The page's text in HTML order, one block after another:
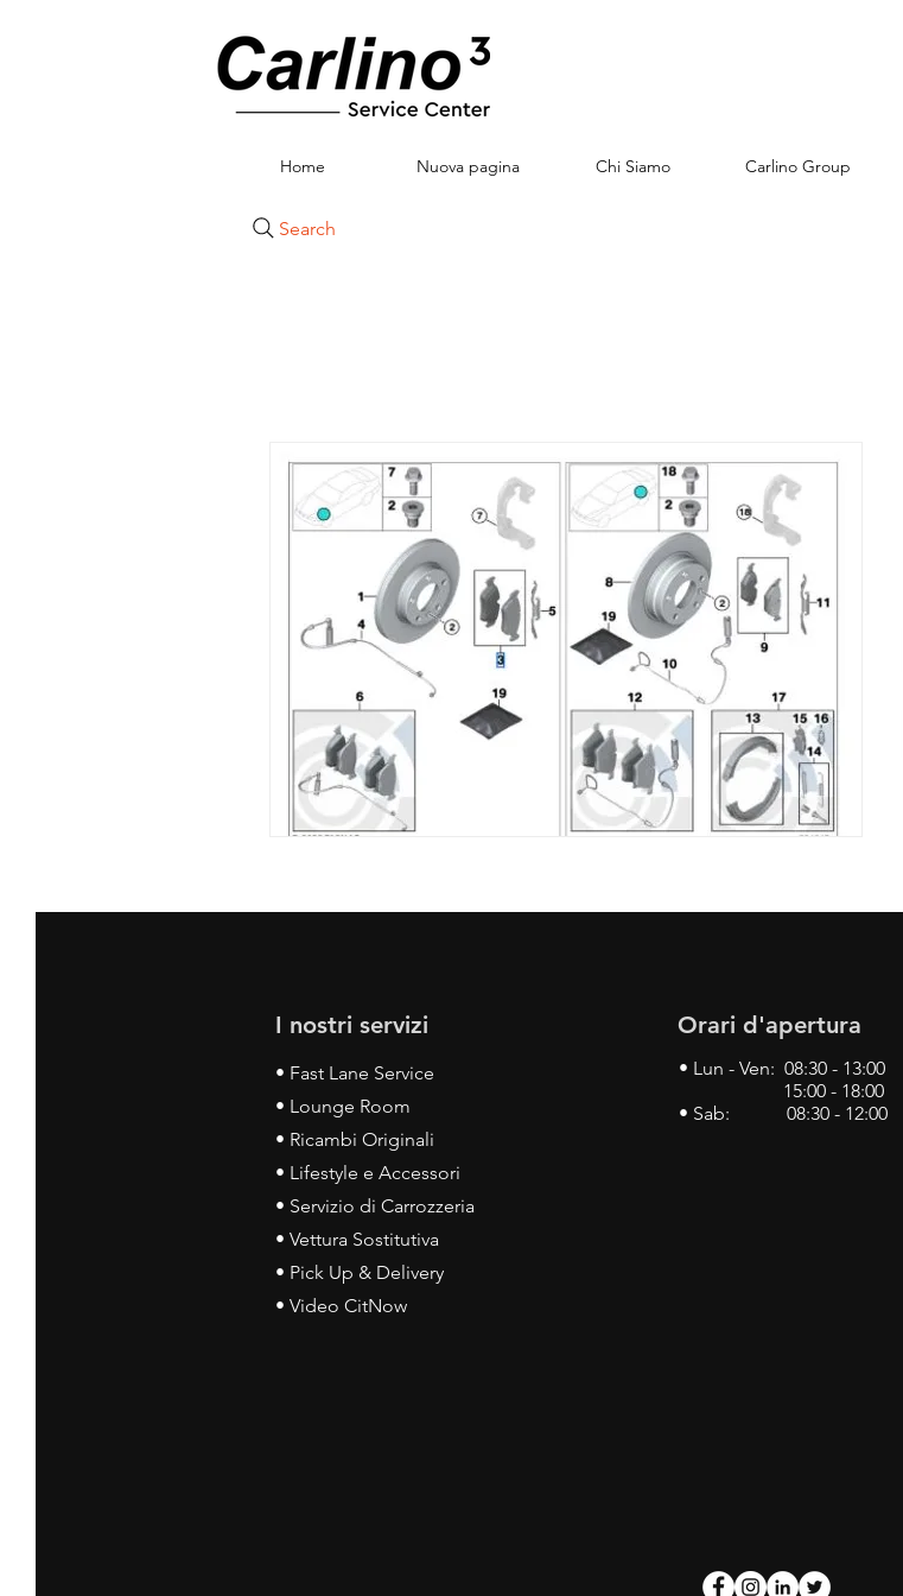
Home Nuova pagina Chi Siamo Carlino Group
Search
I nostri servizi
• Fast Lane Service
• Lounge Room
• Ricambi Originali
• Lifestyle e Accessori
• Servizio di Carrozzeria
• Vettura Sostitutiva
• Pick Up & Delivery
• Video CitNow
Orari d'apertura
• Lun - Ven: 08:30 - 13:00
15:00 - 18:00
• Sab: 08:30 - 12:00